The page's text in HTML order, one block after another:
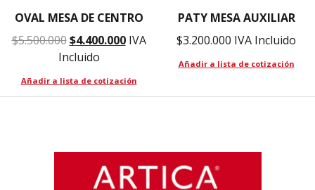
OVAL MESA DE CENTRO
$5.500.000 $4.400.000IVA
Incluido
Añadir a lista de cotización
PATY MESA AUXILIAR
$3.200.000 IVA Incluido
Añadir a lista de cotización